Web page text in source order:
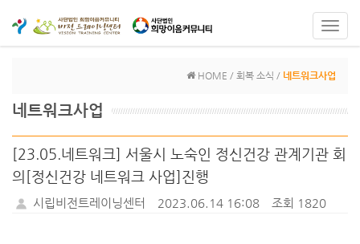
HOME / 회복 소식 / 네트워크사업
네트워크사업
[23.05.네트워크] 서울시 노숙인 정신건강 관계기관 회
의[정신건강 네트워크 사업]진행
시립비전트레이닝센터 2023.06.14 16:08 조회 1820